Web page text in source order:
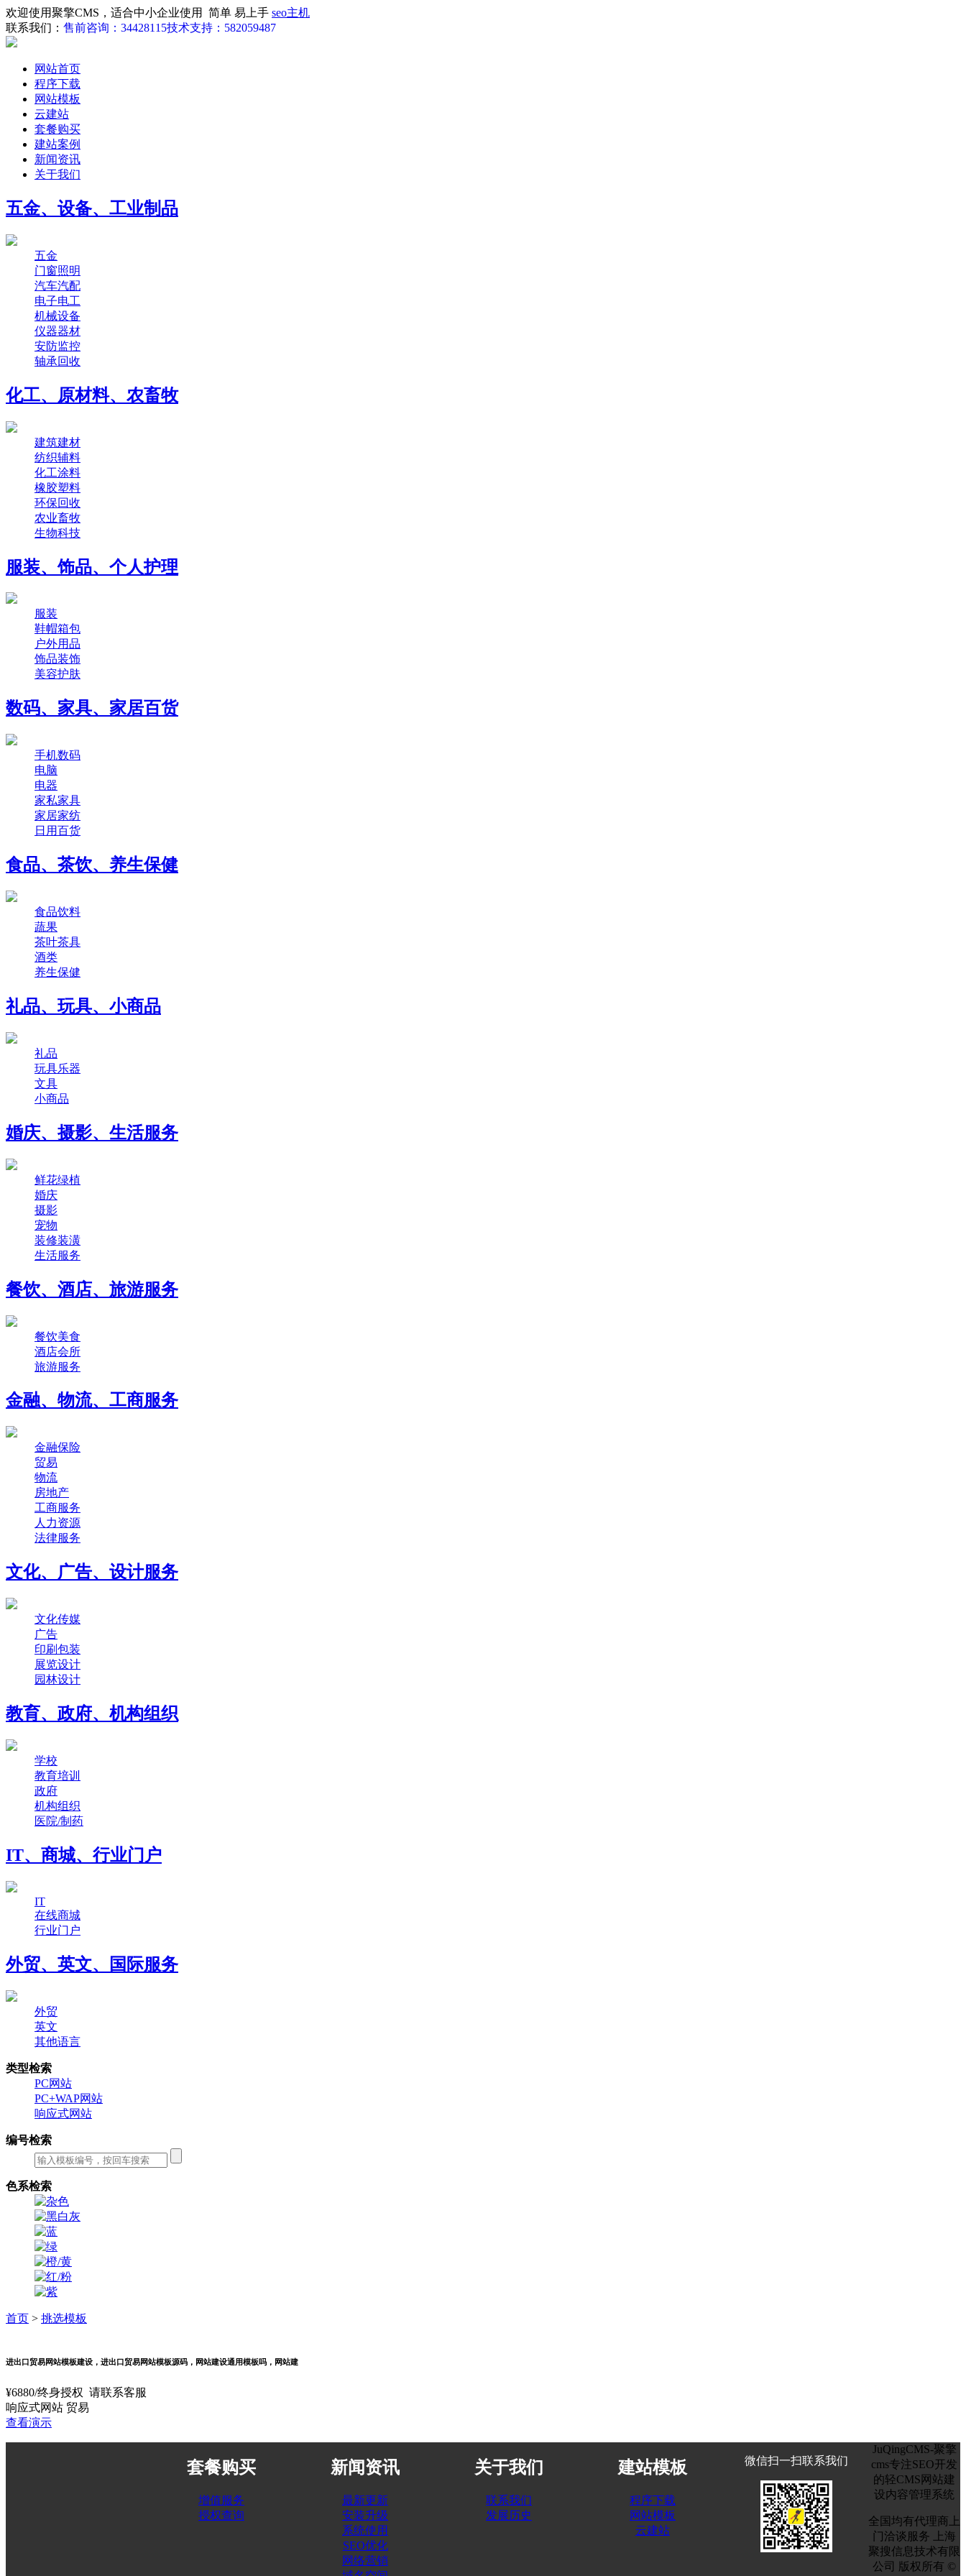
欢迎使用聚擎CMS，适合中小企业使用 简单 易上手 seo主机
联系我们： 售前咨询：34428115技术支持：582059487
网站首页
程序下载
网站模板
云建站
套餐购买
建站案例
新闻资讯
关于我们
五金、设备、工业制品
五金
门窗照明
汽车汽配
电子电工
机械设备
仪器器材
安防监控
轴承回收
化工、原材料、农畜牧
建筑建材
纺织辅料
化工涂料
橡胶塑料
环保回收
农业畜牧
生物科技
服装、饰品、个人护理
服装
鞋帽箱包
户外用品
饰品装饰
美容护肤
数码、家具、家居百货
手机数码
电脑
电器
家私家具
家居家纺
日用百货
食品、茶饮、养生保健
食品饮料
蔬果
茶叶茶具
酒类
养生保健
礼品、玩具、小商品
礼品
玩具乐器
文具
小商品
婚庆、摄影、生活服务
鲜花绿植
婚庆
摄影
宠物
装修装潢
生活服务
餐饮、酒店、旅游服务
餐饮美食
酒店会所
旅游服务
金融、物流、工商服务
金融保险
贸易
物流
房地产
工商服务
人力资源
法律服务
文化、广告、设计服务
文化传媒
广告
印刷包装
展览设计
园林设计
教育、政府、机构组织
学校
教育培训
政府
机构组织
医院/制药
IT、商城、行业门户
IT
在线商城
行业门户
外贸、英文、国际服务
外贸
英文
其他语言
类型检索
PC网站
PC+WAP网站
响应式网站
编号检索
色系检索
首页 > 挑选模板
进出口贸易网站模板建设，进出口贸易网站模板源码，网站建设通用模板吗，网站建
¥6880/终身授权 请联系客服
响应式网站 贸易
查看演示
套餐购买
增值服务
授权查询
新闻资讯
最新更新
安装升级
系统使用
SEO优化
网络营销
关于我们
联系我们
发展历史
建站模板
程序下载
网站模板
云建站
微信扫一扫联系我们
JuQingCMS-聚擎
cms专注SEO开发
的轻CMS网站建
设内容管理系统
全国均有代理商上
门洽谈服务
上海
聚搜信息技术有限
公司
版权所有 ©